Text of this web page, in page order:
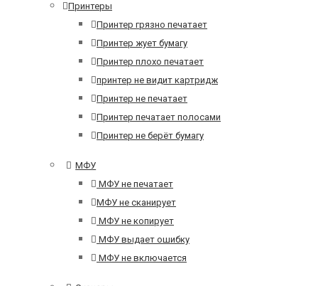
Принтеры
Принтер грязно печатает
Принтер жует бумагу
Принтер плохо печатает
принтер не видит картридж
Принтер не печатает
Принтер печатает полосами
Принтер не берёт бумагу
МФУ
МФУ не печатает
МФУ не сканирует
МФУ не копирует
МФУ выдает ошибку
МФУ не включается